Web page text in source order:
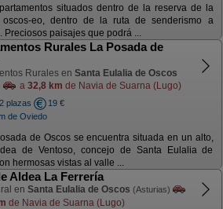
situados dentro de la reserva de la
oscos-eo, dentro de la ruta de senderismo a
Preciosos paisajes que podrá ...
Rurales La Posada de
Rurales en Santa Eulalia de Oscos
a 32,8 km de Navia de Suarna (Lugo)
plazas
19 €
de Oviedo
de Oscos se encuentra situada en un alto,
de Ventoso, concejo de Santa Eulalia de
hermosas vistas al valle ...
Aldea La Ferrería
en Santa Eulalia de Oscos (Asturias)
de Navia de Suarna (Lugo)